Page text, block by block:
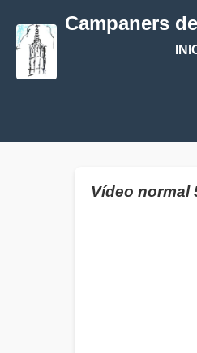
Campaners
Vídeo normal